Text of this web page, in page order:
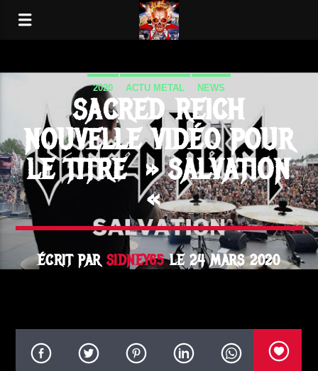
2020 ACTU METAL NEWS
SACRED REICH
NOUVELLE VIDÉO POUR
LE TITRE » SALVATION
«
ÉCRIT PARSIDNEY65LE 24 MARS 2020